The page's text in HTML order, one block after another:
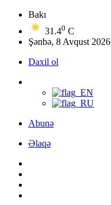
Bakı
31.40 C
Şənbə, 8 Avqust 2026
Daxil ol
Abunə
Əlaqə